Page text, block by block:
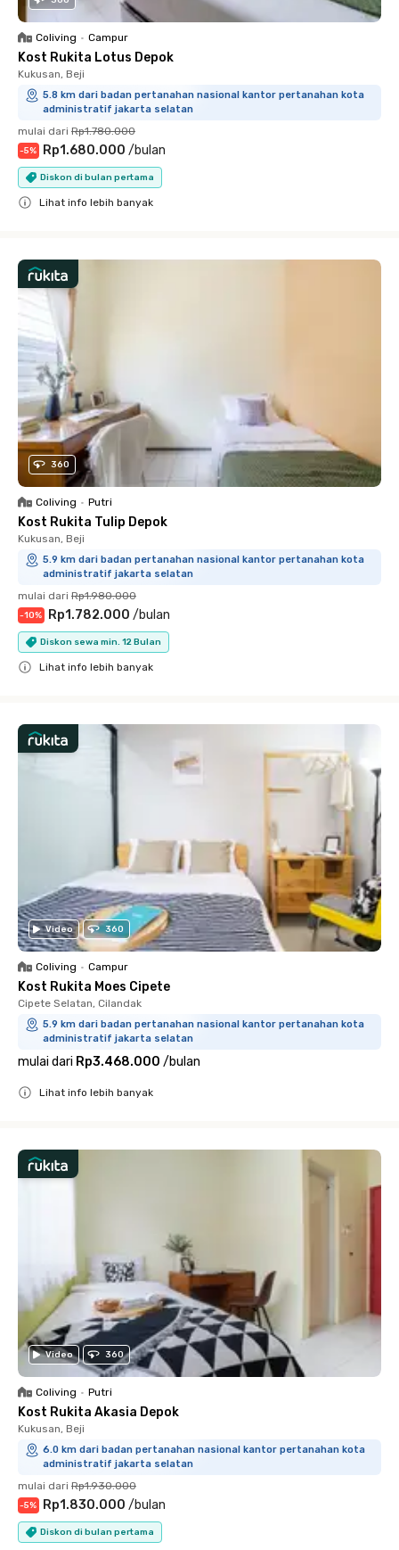
Coliving • Campur
Kost Rukita Lotus Depok
Kukusan, Beji
5.8 km dari badan pertanahan nasional kantor pertanahan kota
administratif jakarta selatan
mulai dari Rp1.780.000
-5% Rp1.680.000 /bulan
Diskon di bulan pertama
Lihat info lebih banyak
360
Coliving • Putri
Kost Rukita Tulip Depok
Kukusan, Beji
5.9 km dari badan pertanahan nasional kantor pertanahan kota
administratif jakarta selatan
mulai dari Rp1.980.000
-10% Rp1.782.000 /bulan
Diskon sewa min. 12 Bulan
Lihat info lebih banyak
Video 360
Coliving • Campur
Kost Rukita Moes Cipete
Cipete Selatan, Cilandak
5.9 km dari badan pertanahan nasional kantor pertanahan kota
administratif jakarta selatan
mulai dari Rp3.468.000 /bulan
Lihat info lebih banyak
Video 360
Coliving • Putri
Kost Rukita Akasia Depok
Kukusan, Beji
6.0 km dari badan pertanahan nasional kantor pertanahan kota
administratif jakarta selatan
mulai dari Rp1.930.000
-5% Rp1.830.000 /bulan
Diskon di bulan pertama